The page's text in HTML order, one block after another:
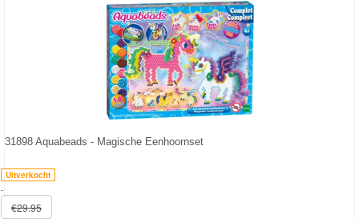
31898 Aquabeads - Magische Eenhoornset
Uitverkocht
-
€29.95